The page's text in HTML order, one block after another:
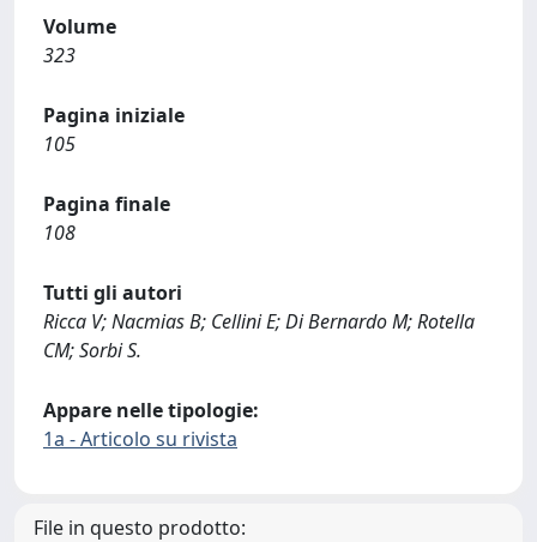
Volume
323
Pagina iniziale
105
Pagina finale
108
Tutti gli autori
Ricca V; Nacmias B; Cellini E; Di Bernardo M; Rotella
CM; Sorbi S.
Appare nelle tipologie:
1a - Articolo su rivista
File in questo prodotto: